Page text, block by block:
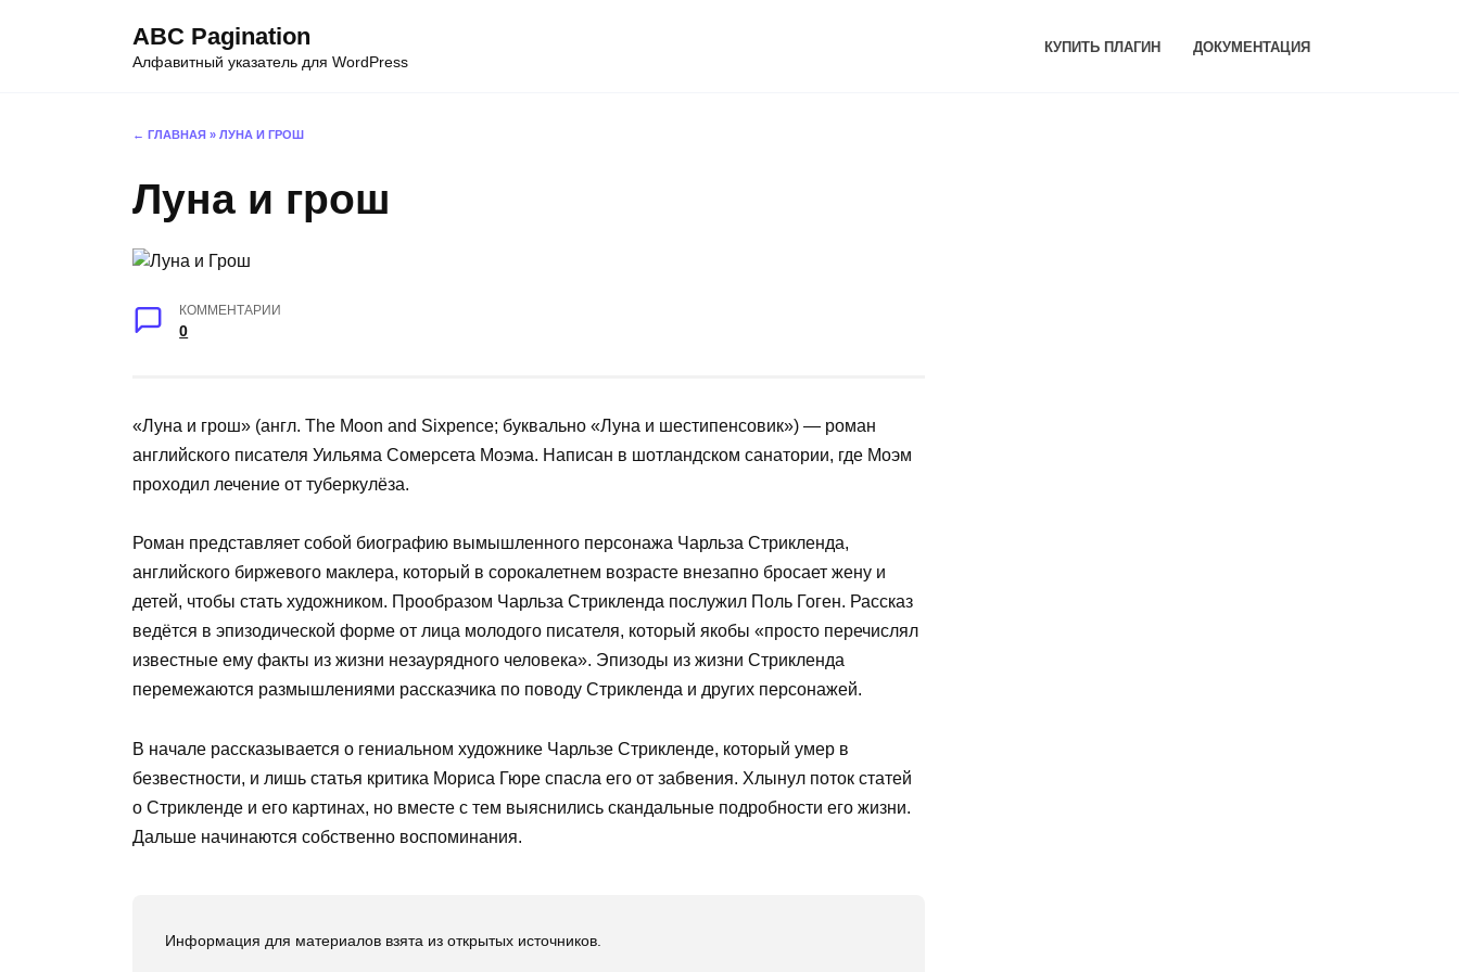
ABC Pagination
Алфавитный указатель для WordPress
КУПИТЬ ПЛАГИН ДОКУМЕНТАЦИЯ
← ГЛАВНАЯ » ЛУНА И ГРОШ
Луна и грош
КОММЕНТАРИИ
0
«Луна и грош» (англ. The Moon and Sixpence; буквально «Луна и шестипенсовик») — роман
английского писателя Уильяма Сомерсета Моэма. Написан в шотландском санатории, где Моэм
проходил лечение от туберкулёза.
Роман представляет собой биографию вымышленного персонажа Чарльза Стрикленда,
английского биржевого маклера, который в сорокалетнем возрасте внезапно бросает жену и
детей, чтобы стать художником. Прообразом Чарльза Стрикленда послужил Поль Гоген. Рассказ
ведётся в эпизодической форме от лица молодого писателя, который якобы «просто перечислял
известные ему факты из жизни незаурядного человека». Эпизоды из жизни Стрикленда
перемежаются размышлениями рассказчика по поводу Стрикленда и других персонажей.
В начале рассказывается о гениальном художнике Чарльзе Стрикленде, который умер в
безвестности, и лишь статья критика Мориса Гюре спасла его от забвения. Хлынул поток статей
о Стрикленде и его картинах, но вместе с тем выяснились скандальные подробности его жизни.
Дальше начинаются собственно воспоминания.
Информация для материалов взята из открытых источников.